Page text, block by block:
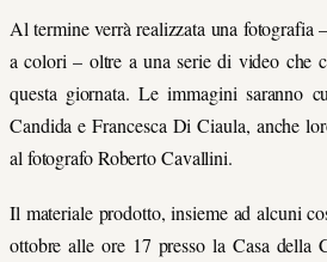
Al termine verrà realizzata una fotografia
a colori – oltre a una serie di video che
questa giornata. Le immagini saranno
Candida e Francesca Di Ciaula, anche
al fotografo Roberto Cavallini.
Il materiale prodotto, insieme ad alcuni
ottobre alle ore 17 presso la Casa della